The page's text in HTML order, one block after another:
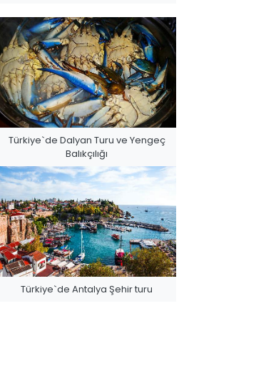
Türkiye`de Dalyan Turu ve Yengeç
Balıkçılığı
Türkiye`de Antalya Şehir turu